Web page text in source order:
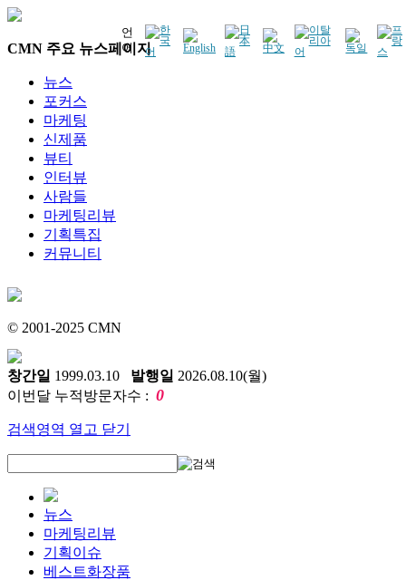
언
어
CMN 주요 뉴스페이지
뉴스
포커스
마케팅
신제품
뷰티
인터뷰
사람들
마케팅리뷰
기획특집
커뮤니티
© 2001-2025 CMN
창간일 1999.03.10 발행일 2026.08.10(월)
이번달 누적방문자수 : 0
검색영역 열고 닫기
뉴스
마케팅리뷰
기획이슈
베스트화장품